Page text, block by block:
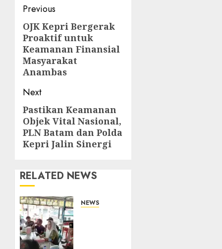
Post
navigation
Previous
Previous
post:
OJK Kepri Bergerak
Proaktif untuk
Keamanan Finansial
Masyarakat
Anambas
Next
Next
post:
Pastikan Keamanan
Objek Vital Nasional,
PLN Batam dan Polda
Kepri Jalin Sinergi
RELATED NEWS
NEWS